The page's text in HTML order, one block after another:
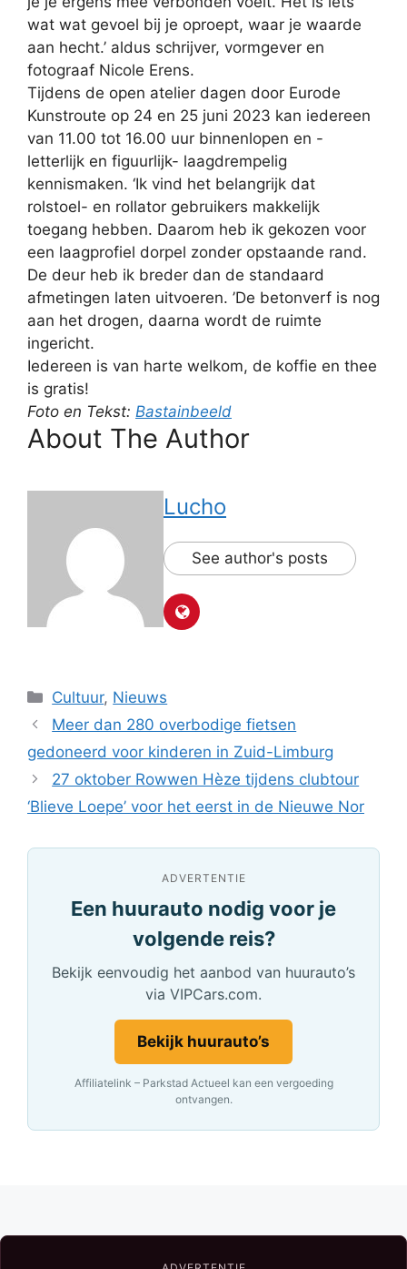
wat wat gevoel bij je oproept, waar je waarde
aan hecht.’ aldus schrijver, vormgever en
fotograaf Nicole Erens.
Tijdens de open atelier dagen door Eurode
Kunstroute op 24 en 25 juni 2023 kan iedereen
van 11.00 tot 16.00 uur binnenlopen en -
letterlijk en figuurlijk- laagdrempelig
kennismaken. ‘Ik vind het belangrijk dat
rolstoel- en rollator gebruikers makkelijk
toegang hebben. Daarom heb ik gekozen voor
een laagprofiel dorpel zonder opstaande rand.
De deur heb ik breder dan de standaard
afmetingen laten uitvoeren. ’De betonverf is nog
aan het drogen, daarna wordt de ruimte
ingericht.
Iedereen is van harte welkom, de koffie en thee
is gratis!
Foto en Tekst: Bastainbeeld
About The Author
Lucho
See author's posts
Categorieën
Cultuur, Nieuws
Meer dan 280 overbodige fietsen
gedoneerd voor kinderen in Zuid-Limburg
27 oktober Rowwen Hèze tijdens clubtour
‘Blieve Loepe’ voor het eerst in de Nieuwe Nor
ADVERTENTIE
Een huurauto nodig voor je
volgende reis?
Bekijk eenvoudig het aanbod van huurauto’s
via VIPCars.com.
Bekijk huurauto’s
Affiliatelink – Parkstad Actueel kan een vergoeding
ontvangen.